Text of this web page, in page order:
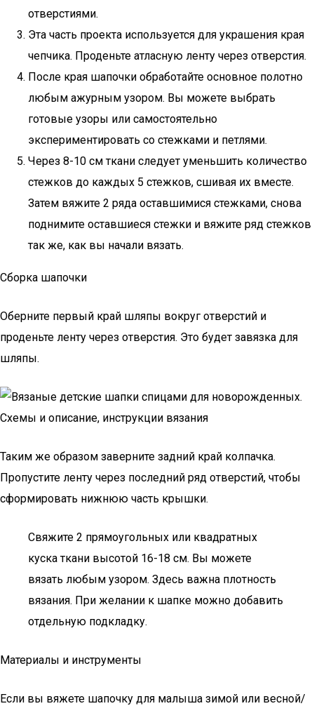
отверстиями.
Эта часть проекта используется для украшения края
чепчика. Проденьте атласную ленту через отверстия.
После края шапочки обработайте основное полотно
любым ажурным узором. Вы можете выбрать
готовые узоры или самостоятельно
экспериментировать со стежками и петлями.
Через 8-10 см ткани следует уменьшить количество
стежков до каждых 5 стежков, сшивая их вместе.
Затем вяжите 2 ряда оставшимися стежками, снова
поднимите оставшиеся стежки и вяжите ряд стежков
так же, как вы начали вязать.
Сборка шапочки
Оберните первый край шляпы вокруг отверстий и
проденьте ленту через отверстия. Это будет завязка для
шляпы.
Таким же образом заверните задний край колпачка.
Пропустите ленту через последний ряд отверстий, чтобы
сформировать нижнюю часть крышки.
Свяжите 2 прямоугольных или квадратных
куска ткани высотой 16-18 см. Вы можете
вязать любым узором. Здесь важна плотность
вязания. При желании к шапке можно добавить
отдельную подкладку.
Материалы и инструменты
Если вы вяжете шапочку для малыша зимой или весной/